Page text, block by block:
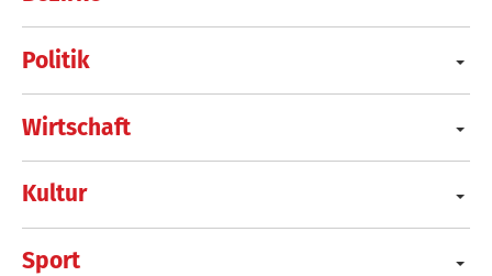
Politik
Wirtschaft
Kultur
Sport